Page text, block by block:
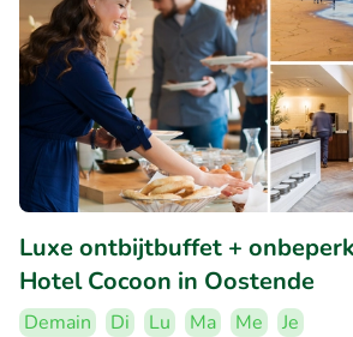
Luxe ontbijtbuffet +
Hotel Cocoon in Oostende
Demain Di Lu Ma Me
Je